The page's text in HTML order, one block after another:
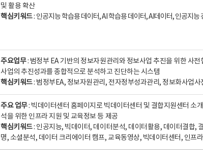
및 활용 확산
핵심키워드: 인공지능 학습용 데이터, AI 학습용 데이터, AI데이터, 인공지능
주요업무: 범정부 EA 기반의 정보자원관리와 정보사업 추진을 위한 사
사업의 추진성과를 종합적으로 분석하고 진단하는 시스템
핵심키워드: 범정부EA, 정보자원관리, 전자정부성과관리, 정보화사업사
주요 업무: 빅데이터센터 홈페이지로 빅데이터센터 및 결합지원센터 소
석을 위한 인프라 지원 및 교육정보 등 제공
핵심키워드: 인공지능, 빅데이터, 데이터분석, 데이터활용, 데이터결합,
명, 소셜분석, 데이터 크리에이터 캠프, 교육동영상, 빅데이터센터, 인프